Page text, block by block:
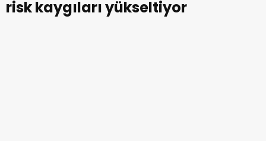
risk kaygıları yükseltiyor